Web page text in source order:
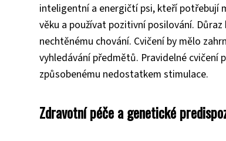
inteligentní a energičtí psi, kteří potřebují
věku a používat pozitivní posilování.
nechtěnému chování. Cvičení by mělo
vyhledávání předmětů. Pravidelné
způsobenému nedostatkem stimulace.
Zdravotní péče a genetické